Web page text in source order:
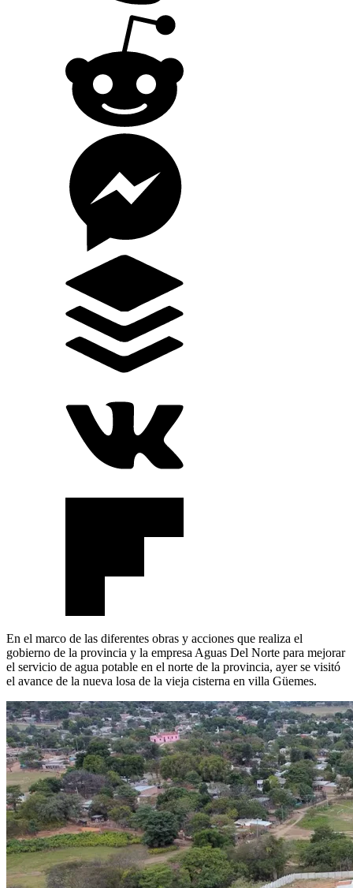
En el marco de las diferentes obras y acciones que realiza el
gobierno de la provincia y la empresa Aguas Del Norte para mejorar
el servicio de agua potable en el norte de la provincia, ayer se visitó
el avance de la nueva losa de la vieja cisterna en villa Güemes.